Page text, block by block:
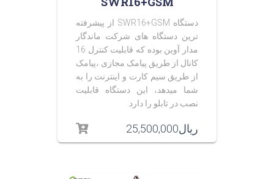
دستگاه SWR16+GSM از پیشرفته
ترین دستگاه های شرکت ماندگار
مدار آوین بوده که قابلیت کنترل 16
کانال از طریق پیامک مجازی ،پیامک
از طریق سیم کارت و اینترنت را به
شما میدهد، این دستگاه قابلیت
نصب در تابلو را دارد.
ریال25,500,000